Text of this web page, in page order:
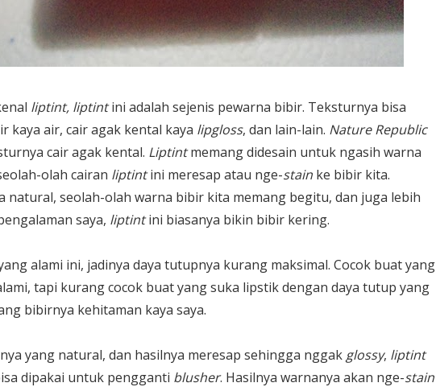
liptint, liptintini adalah sejenis pewarna bibir. Teksturnya bisa
kaya air, cair agak kental kaya lipgloss, dan lain-lain. Nature Republic
cair agak kental. Liptintmemang didesain untuk ngasih warna
olah cairan liptintini meresap atau nge-stain ke bibir kita.
natural, seolah-olah warna bibir kita memang begitu, dan juga lebih
saya, liptintini biasanya bikin bibir kering.
alami ini, jadinya daya tutupnya kurang maksimal. Cocok buat yang
tapi kurang cocok buat yang suka lipstik dengan daya tutup yang
bibirnya kehitaman kaya saya.
yang natural, dan hasilnya meresap sehingga nggak glossy, liptint
dipakai untuk pengganti blusher. Hasilnya warnanya akan nge-stain